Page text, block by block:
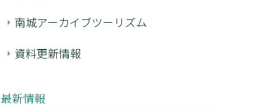
南城アーカイブツーリズム
資料更新情報
最新情報